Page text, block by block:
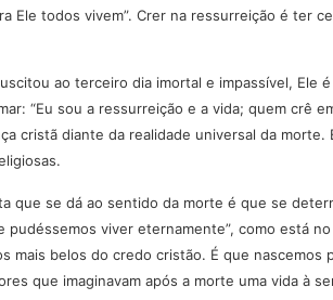
Ele todos vivem”. Crer na ressurreição é ter
ao terceiro dia imortal e impassível, Ele
“Eu sou a ressurreição e a vida; quem crê
cristã diante da realidade universal da
que se dá ao sentido da morte é que se
pudéssemos viver eternamente”, como está
mais belos do credo cristão. É que
que imaginavam após a morte uma vida à